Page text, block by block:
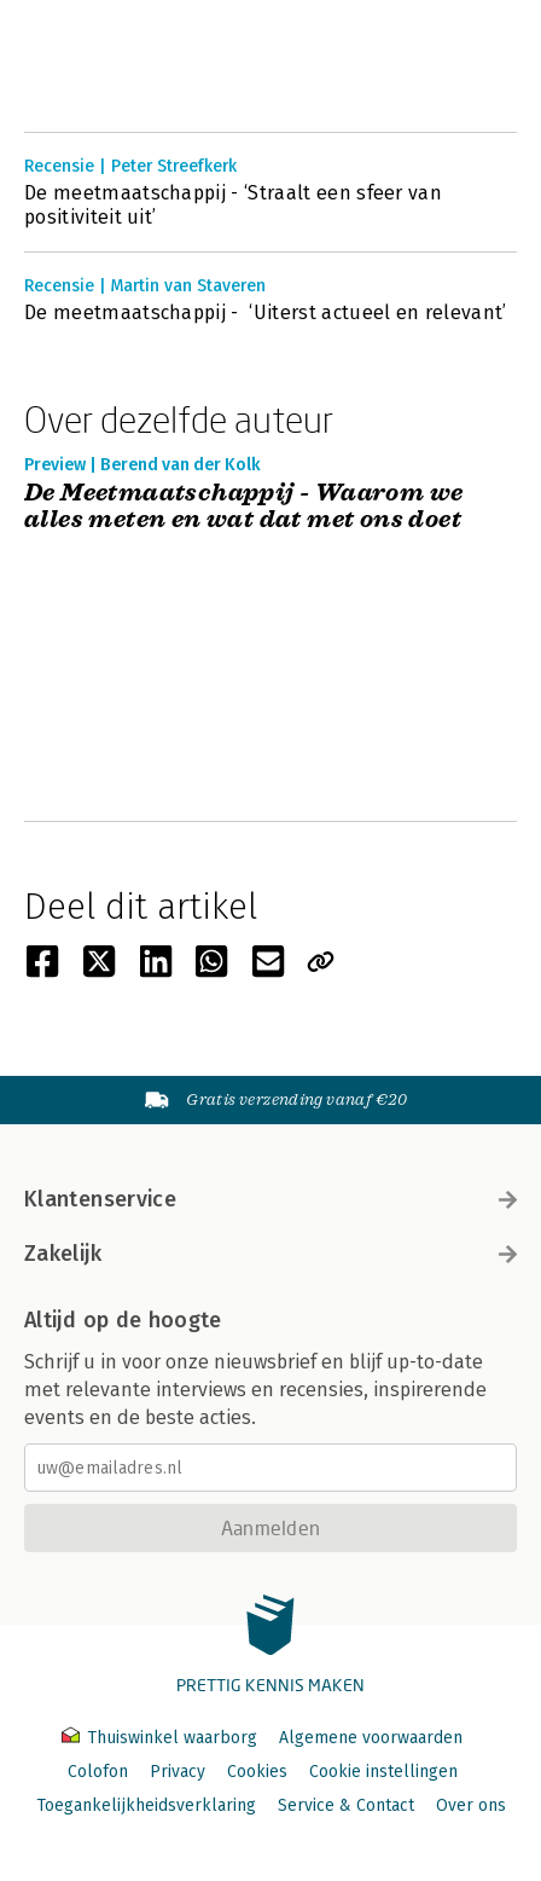
Recensie | Peter Streefkerk
De meetmaatschappij - ‘Straalt een sfeer van
positiviteit uit’
Recensie | Martin van Staveren
De meetmaatschappij - ‘Uiterst actueel en relevant’
Over dezelfde auteur
Preview | Berend van der Kolk
De Meetmaatschappij - Waarom we
alles meten en wat dat met ons doet
Deel dit artikel
Gratis verzending vanaf €20
Klantenservice
Zakelijk
Altijd op de hoogte
Schrijf u in voor onze nieuwsbrief en blijf up-to-date
met relevante interviews en recensies, inspirerende
events en de beste acties.
Aanmelden
PRETTIG KENNIS MAKEN
Thuiswinkel waarborg
Algemene voorwaarden
Colofon
Privacy Cookies
Cookie instellingen
Toegankelijkheidsverklaring
Service & Contact Over ons